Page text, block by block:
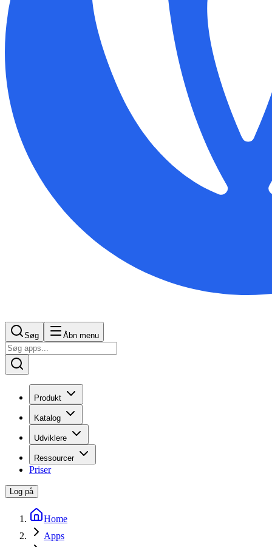
Søg Åbn menu
Produkt
Katalog
Udviklere
Ressourcer
Priser
Log på
Home
Apps